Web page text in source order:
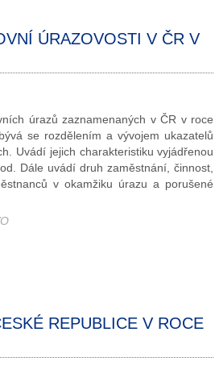
ÚRAZOVOSTI V ČR V
úrazů zaznamenaných v ČR v roce
se rozdělením a vývojem ukazatelů
Uvádí jejich charakteristiku vyjádřenou
Dále uvádí druh zaměstnání, činnost,
v okamžiku úrazu a porušené
REPUBLICE V ROCE